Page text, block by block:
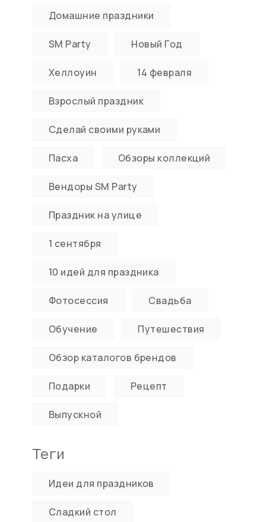
Домашние праздники
SM Party Новый Год
Хеллоуин 14 февраля
Взрослый праздник
Сделай своими руками
Пасха Обзоры коллекций
Вендоры SM Party
Праздник на улице
1 сентября
10 идей для праздника
Фотосессия Свадьба
Обучение Путешествия
Обзор каталогов брендов
Подарки Рецепт
Выпускной
Теги
Идеи для праздников
Сладкий стол